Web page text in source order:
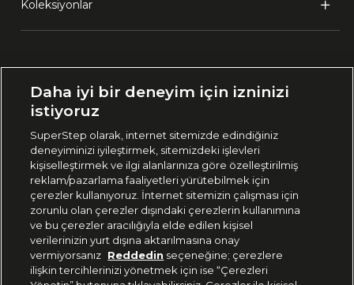
Koleksiyonlar
🇹🇷 Türkiye
444 37 36
Uygulamadan Takip Edin
Daha iyi bir deneyim için izninizi
istiyoruz
SuperStep olarak, internet sitemizde edindiğiniz
deneyiminizi iyileştirmek, sitemizdeki işlevleri
kişiselleştirmek ve ilgi alanlarınıza göre özelleştirilmiş
reklam/pazarlama faaliyetleri yürütebilmek için
çerezler kullanıyoruz. İnternet sitemizin çalışması için
zorunlu olan çerezler dışındaki çerezlerin kullanımına
ve bu çerezler aracılığıyla elde edilen kişisel
verilerinizin yurt dışına aktarılmasına onay
vermiyorsanız Reddedin seçeneğine; çerezlere
ilişkin tercihlerinizi yönetmek için ise “Çerezleri